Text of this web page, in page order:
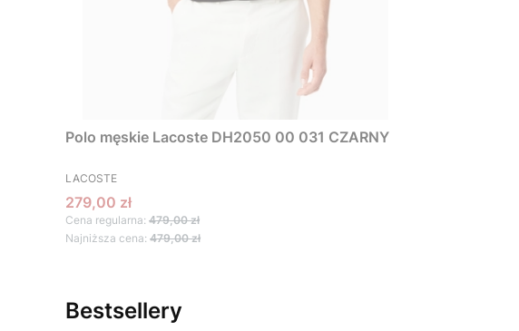
Polo męskie Lacoste DH2050 00 031 CZARNY
PRODUCENT
LACOSTE
Cena promocyjna
279,00 zł
Cena regularna: 479,00 zł
Najniższa cena: 479,00 zł
Bestsellery